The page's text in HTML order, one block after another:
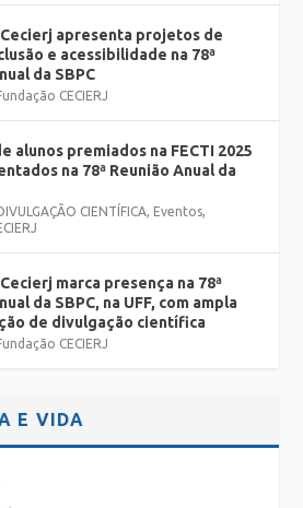
apresenta projetos de
e acessibilidade na 78ª
da SBPC
CECIERJ
alunos premiados na FECTI 2025
na 78ª Reunião Anual da
CIENTÍFICA, Eventos,
marca presença na 78ª
da SBPC, na UFF, com ampla
de divulgação científica
CECIERJ
E VIDA